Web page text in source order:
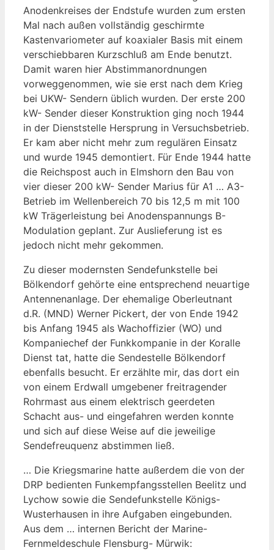
Anodenkreises der Endstufe wurden zum ersten
Mal nach außen vollständig geschirmte
Kastenvariometer auf koaxialer Basis mit einem
verschiebbaren Kurzschluß am Ende benutzt.
Damit waren hier Abstimmanordnungen
vorweggenommen, wie sie erst nach dem Krieg
bei UKW- Sendern üblich wurden. Der erste 200
kW- Sender dieser Konstruktion ging noch 1944
in der Dienststelle Hersprung in Versuchsbetrieb.
Er kam aber nicht mehr zum regulären Einsatz
und wurde 1945 demontiert. Für Ende 1944 hatte
die Reichspost auch in Elmshorn den Bau von
vier dieser 200 kW- Sender Marius für A1 … A3-
Betrieb im Wellenbereich 70 bis 12,5 m mit 100
kW Trägerleistung bei Anodenspannungs B-
Modulation geplant. Zur Auslieferung ist es
jedoch nicht mehr gekommen.
Zu dieser modernsten Sendefunkstelle bei
Bölkendorf gehörte eine entsprechend neuartige
Antennenanlage. Der ehemalige Oberleutnant
d.R. (MND) Werner Pickert, der von Ende 1942
bis Anfang 1945 als Wachoffizier (WO) und
Kompaniechef der Funkkompanie in der Koralle
Dienst tat, hatte die Sendestelle Bölkendorf
ebenfalls besucht. Er erzählte mir, das dort ein
von einem Erdwall umgebener freitragender
Rohrmast aus einem elektrisch geerdeten
Schacht aus- und eingefahren werden konnte
und sich auf diese Weise auf die jeweilige
Sendefreuquenz abstimmen ließ.
… Die Kriegsmarine hatte außerdem die von der
DRP bedienten Funkempfangsstellen Beelitz und
Lychow sowie die Sendefunkstelle Königs-
Wusterhausen in ihre Aufgaben eingebunden.
Aus dem … internen Bericht der Marine-
Fernmeldeschule Flensburg- Mürwik: